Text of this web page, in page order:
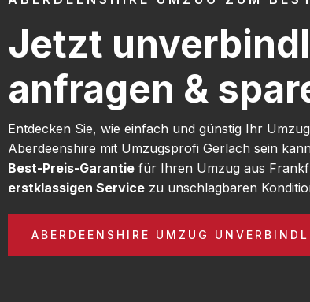
Jetzt
anfragen &
Entdecken Sie, wie einfach und günstig Ihr
Aberdeenshire mit Umzugsprofi Gerlach sein
Best-Preis-Garantie für Ihren Umzug aus
erstklassigen Service zu unschlagbaren
ABERDEENSHIRE UMZUG